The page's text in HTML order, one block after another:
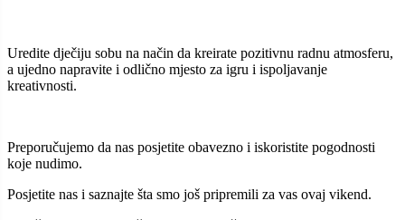
Uredite dječiju sobu na način da kreirate pozitivnu radnu atmosferu,
a ujedno napravite i odlično mjesto za igru i ispoljavanje
kreativnosti.
Preporučujemo da nas posjetite obavezno i iskoristite pogodnosti
koje nudimo.
Posjetite nas i saznajte šta smo još pripremili za vas ovaj vikend.